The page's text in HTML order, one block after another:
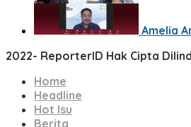
Amelia
2022- ReporterID Hak Cipta
Home
Headline
Hot Isu
Berita